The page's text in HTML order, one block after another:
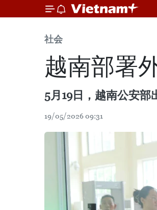
社会
越南部署
5月19日，越南公安部
19/05/2026 09:31